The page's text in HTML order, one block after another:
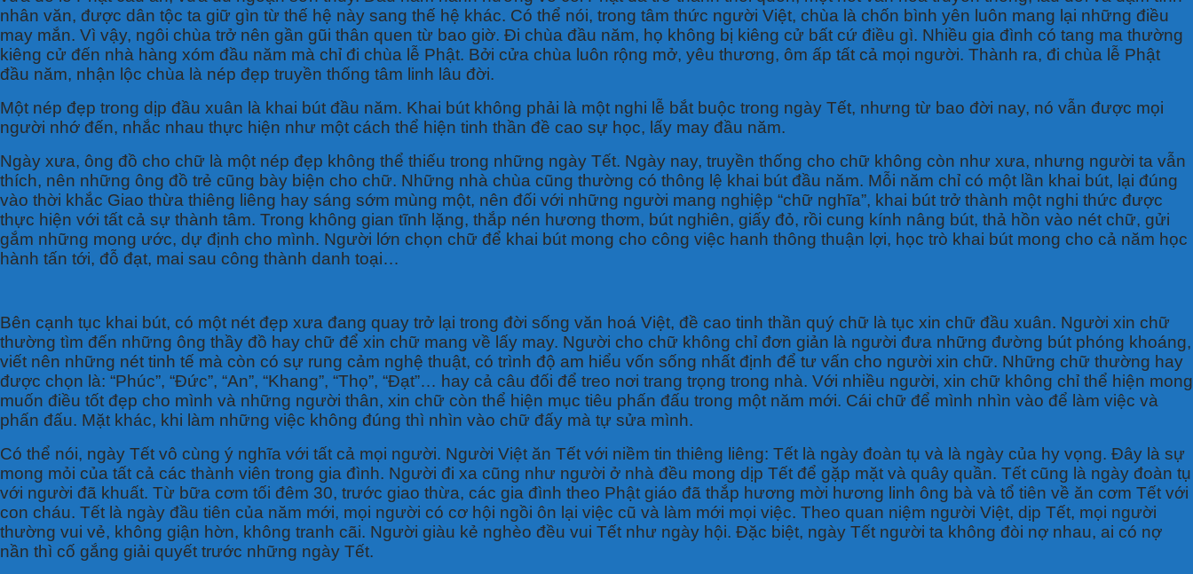
nhân văn, được dân tộc ta giữ gìn từ thế hệ này sang thế hệ khác. Có thể nói, trong tâm thức người Việt, chùa là chốn bình yên luôn mang lại những điều
may mắn. Vì vậy, ngôi chùa trở nên gần gũi thân quen từ bao giờ. Đi chùa đầu năm, họ không bị kiêng cử bất cứ điều gì. Nhiều gia đình có tang ma thường
kiêng cử đến nhà hàng xóm đầu năm mà chỉ đi chùa lễ Phật. Bởi cửa chùa luôn rộng mở, yêu thương, ôm ấp tất cả mọi người. Thành ra, đi chùa lễ Phật
đầu năm, nhận lộc chùa là nép đẹp truyền thống tâm linh lâu đời.
Một nép đẹp trong dịp đầu xuân là khai bút đầu năm. Khai bút không phải là một nghi lễ bắt buộc trong ngày Tết, nhưng từ bao đời nay, nó vẫn được mọi
người nhớ đến, nhắc nhau thực hiện như một cách thể hiện tinh thần đề cao sự học, lấy may đầu năm.
Ngày xưa, ông đồ cho chữ là một nép đẹp không thể thiếu trong những ngày Tết. Ngày nay, truyền thống cho chữ không còn như xưa, nhưng người ta vẫn
thích, nên những ông đồ trẻ cũng bày biện cho chữ. Những nhà chùa cũng thường có thông lệ khai bút đầu năm. Mỗi năm chỉ có một lần khai bút, lại đúng
vào thời khắc Giao thừa thiêng liêng hay sáng sớm mùng một, nên đối với những người mang nghiệp “chữ nghĩa”, khai bút trở thành một nghi thức được
thực hiện với tất cả sự thành tâm. Trong không gian tĩnh lặng, thắp nén hương thơm, bút nghiên, giấy đỏ, rồi cung kính nâng bút, thả hồn vào nét chữ, gửi
gắm những mong ước, dự định cho mình. Người lớn chọn chữ để khai bút mong cho công việc hanh thông thuận lợi, học trò khai bút mong cho cả năm học
hành tấn tới, đỗ đạt, mai sau công thành danh toại…
Bên cạnh tục khai bút, có một nét đẹp xưa đang quay trở lại trong đời sống văn hoá Việt, đề cao tinh thần quý chữ là tục xin chữ đầu xuân. Người xin chữ
thường tìm đến những ông thầy đồ hay chữ để xin chữ mang về lấy may. Người cho chữ không chỉ đơn giản là người đưa những đường bút phóng khoáng,
viết nên những nét tinh tế mà còn có sự rung cảm nghệ thuật, có trình độ am hiểu vốn sống nhất định để tư vấn cho người xin chữ. Những chữ thường hay
được chọn là: “Phúc”, “Đức”, “An”, “Khang”, “Thọ”, “Đạt”… hay cả câu đối để treo nơi trang trọng trong nhà. Với nhiều người, xin chữ không chỉ thể hiện mong
muốn điều tốt đẹp cho mình và những người thân, xin chữ còn thể hiện mục tiêu phấn đấu trong một năm mới. Cái chữ để mình nhìn vào để làm việc và
phấn đấu. Mặt khác, khi làm những việc không đúng thì nhìn vào chữ đấy mà tự sửa mình.
Có thể nói, ngày Tết vô cùng ý nghĩa với tất cả mọi người. Người Việt ăn Tết với niềm tin thiêng liêng: Tết là ngày đoàn tụ và là ngày của hy vọng. Đây là sự
mong mỏi của tất cả các thành viên trong gia đình. Người đi xa cũng như người ở nhà đều mong dịp Tết để gặp mặt và quây quần. Tết cũng là ngày đoàn tụ
với người đã khuất. Từ bữa cơm tối đêm 30, trước giao thừa, các gia đình theo Phật giáo đã thắp hương mời hương linh ông bà và tổ tiên về ăn cơm Tết với
con cháu. Tết là ngày đầu tiên của năm mới, mọi người có cơ hội ngồi ôn lại việc cũ và làm mới mọi việc. Theo quan niệm người Việt, dịp Tết, mọi người
thường vui vẻ, không giận hờn, không tranh cãi. Người giàu kẻ nghèo đều vui Tết như ngày hội. Đặc biệt, ngày Tết người ta không đòi nợ nhau, ai có nợ
nần thì cố gắng giải quyết trước những ngày Tết.